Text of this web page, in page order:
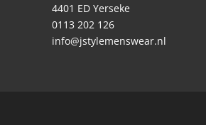
4401 ED Yerseke
0113 202 126
info@jstylemenswear.nl